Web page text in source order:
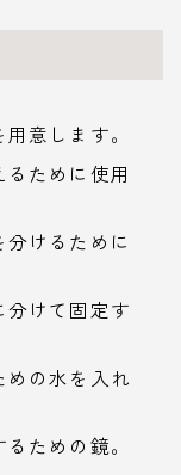
意します。
ために使用
けるために
けて固定す
の水を入れ
ための鏡。